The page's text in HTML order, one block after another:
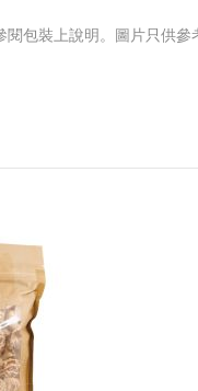
包裝上說明。圖片只供參